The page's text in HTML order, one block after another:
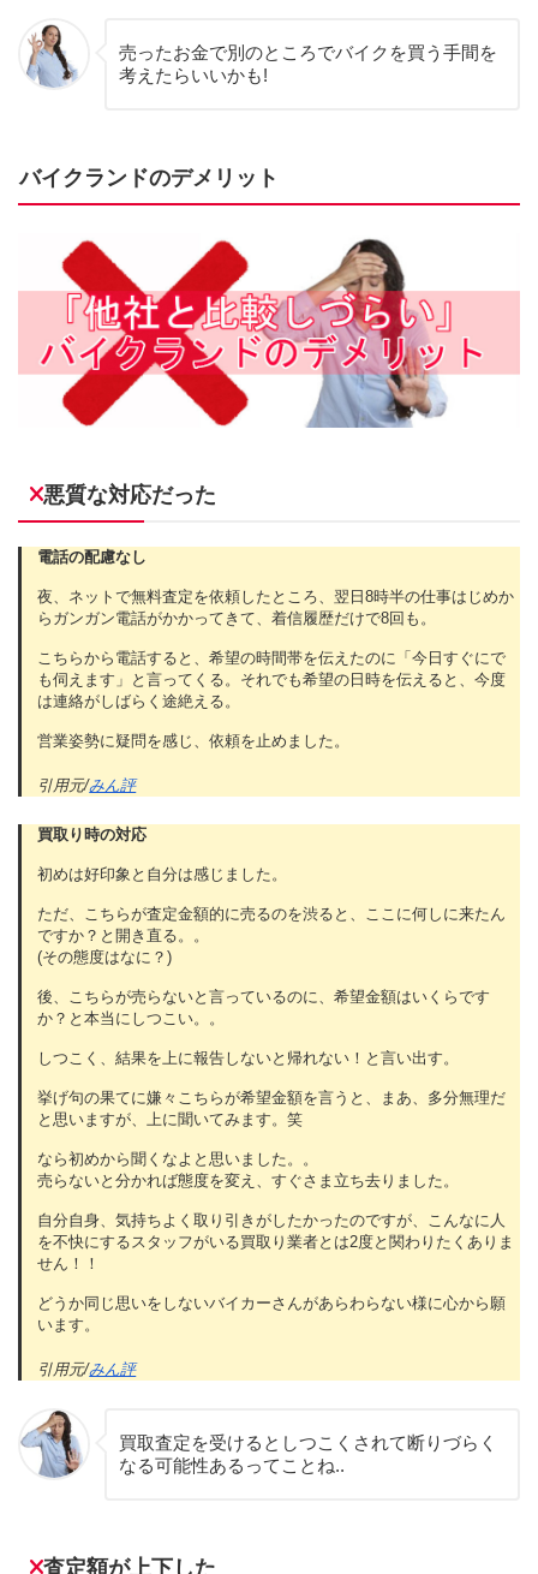
売ったお金で別のところでバイクを買う手間を
考えたらいいかも!
バイクランドのデメリット
悪質な対応だった
電話の配慮なし
夜、ネットで無料査定を依頼したところ、翌日8時半の仕事はじめか
らガンガン電話がかかってきて、着信履歴だけで8回も。
こちらから電話すると、希望の時間帯を伝えたのに「今日すぐにで
も伺えます」と言ってくる。それでも希望の日時を伝えると、今度
は連絡がしばらく途絶える。
営業姿勢に疑問を感じ、依頼を止めました。
引用元/みん評
買取り時の対応
初めは好印象と自分は感じました。
ただ、こちらが査定金額的に売るのを渋ると、ここに何しに来たん
ですか？と開き直る。。
(その態度はなに？)
後、こちらが売らないと言っているのに、希望金額はいくらです
か？と本当にしつこい。。
しつこく、結果を上に報告しないと帰れない！と言い出す。
挙げ句の果てに嫌々こちらが希望金額を言うと、まあ、多分無理だ
と思いますが、上に聞いてみます。笑
なら初めから聞くなよと思いました。。
売らないと分かれば態度を変え、すぐさま立ち去りました。
自分自身、気持ちよく取り引きがしたかったのですが、こんなに人
を不快にするスタッフがいる買取り業者とは2度と関わりたくありま
せん！！
どうか同じ思いをしないバイカーさんがあらわらない様に心から願
います。
引用元/みん評
買取査定を受けるとしつこくされて断りづらく
なる可能性あるってことね..
査定額が上下した